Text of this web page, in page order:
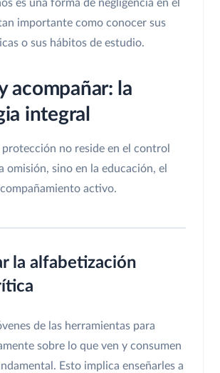
es una forma de negligencia en el
importante como conocer sus
o sus hábitos de estudio.
acompañar: la
integral
protección no reside en el control
omisión, sino en la educación, el
activo.
la alfabetización
de las herramientas para
sobre lo que ven y consumen
Esto implica enseñarles a